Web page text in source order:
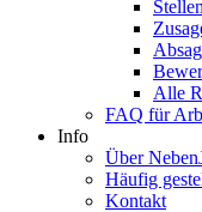
Alle
FAQ für
Info
Über
Häufig
Kontakt